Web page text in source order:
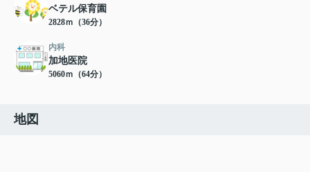
ベテル保育園
2828ｍ（36分）
内科
加地医院
5060ｍ（64分）
地図